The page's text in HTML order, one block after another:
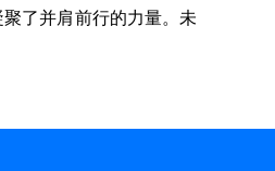
了并肩前行的力量。未